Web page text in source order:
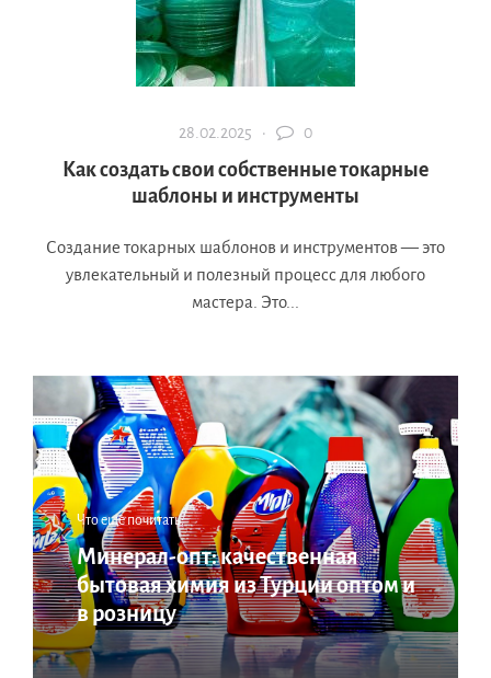
28.02.2025 · 0
Как создать свои собственные токарные
шаблоны и инструменты
Создание токарных шаблонов и инструментов — это
увлекательный и полезный процесс для любого
мастера. Это...
Что еще почитать:
Минерал-опт: качественная
бытовая химия из Турции оптом и
в розницу